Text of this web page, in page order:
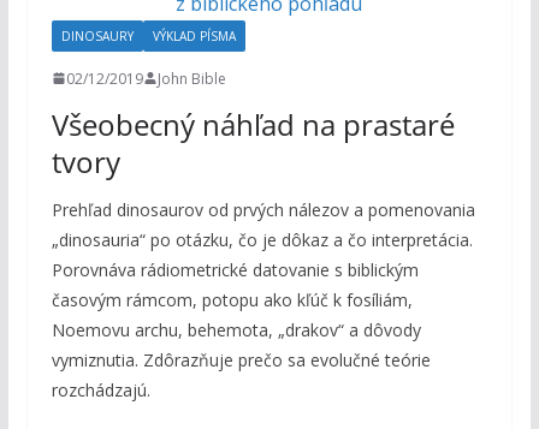
DINOSAURY VÝKLAD PÍSMA
02/12/2019 John Bible
Všeobecný náhľad na prastaré
tvory
Prehľad dinosaurov od prvých nálezov a pomenovania
„dinosauria“ po otázku, čo je dôkaz a čo interpretácia.
Porovnáva rádiometrické datovanie s biblickým
časovým rámcom, potopu ako kľúč k fosíliám,
Noemovu archu, behemota, „drakov“ a dôvody
vymiznutia. Zdôrazňuje prečo sa evolučné teórie
rozchádzajú.